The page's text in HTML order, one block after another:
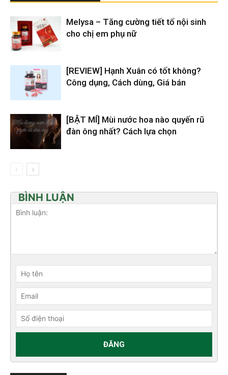
Melysa – Tăng cường tiết tố nội sinh
cho chị em phụ nữ
[REVIEW] Hạnh Xuân có tốt không?
Công dụng, Cách dùng, Giá bán
[BẬT MÍ] Mùi nước hoa nào quyến rũ
đàn ông nhất? Cách lựa chọn
BÌNH LUẬN